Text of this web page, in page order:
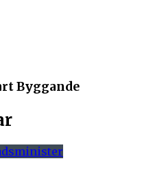
Byggande